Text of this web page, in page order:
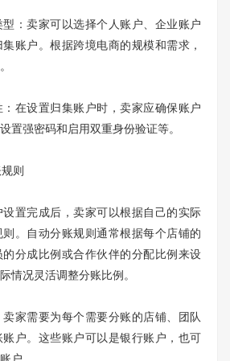
卖家可以选择个人账户、企业账户
账户。根据跨境电商的规模和需求，
设置归集账户时，卖家应确保账户
置强密码和启用双重身份验证等。
则
完成后，卖家可以根据自己的实际
。自动分账规则通常根据每个店铺的
分成比例或合作伙伴的分配比例来设
情况灵活调整分账比例。
需要为每个需要分账的店铺、团队
户。这些账户可以是银行账户，也可
户。